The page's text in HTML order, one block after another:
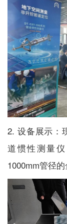
2. 设备展示：
道惯性测量
1000mm管径